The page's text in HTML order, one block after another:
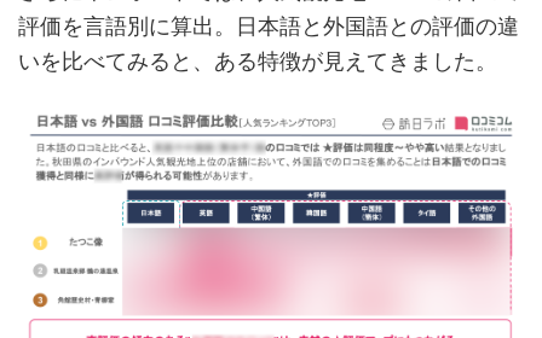
評価を言語別に算出。日本語と外国語との評価の違
いを比べてみると、ある特徴が見えてきました。